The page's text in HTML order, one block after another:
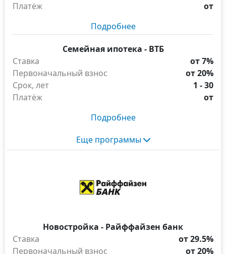
Платёж
от
Подробнее
Семейная ипотека - ВТБ
Ставка
от 7%
Первоначальный взнос
от 20%
Срок, лет
1 - 30
Платёж
от
Подробнее
Еще программы
Новостройка - Райффайзен банк
Ставка
от 29.5%
Первоначальный взнос
от 20%